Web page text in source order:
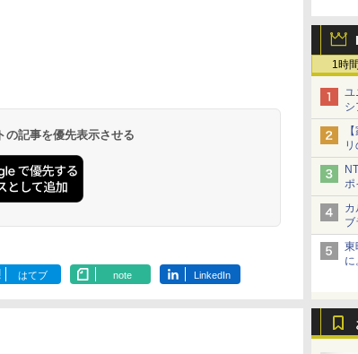
1時間
ユ
シ
ポ
当
東
記事を優先表示させる
はてブ note LinkedIn